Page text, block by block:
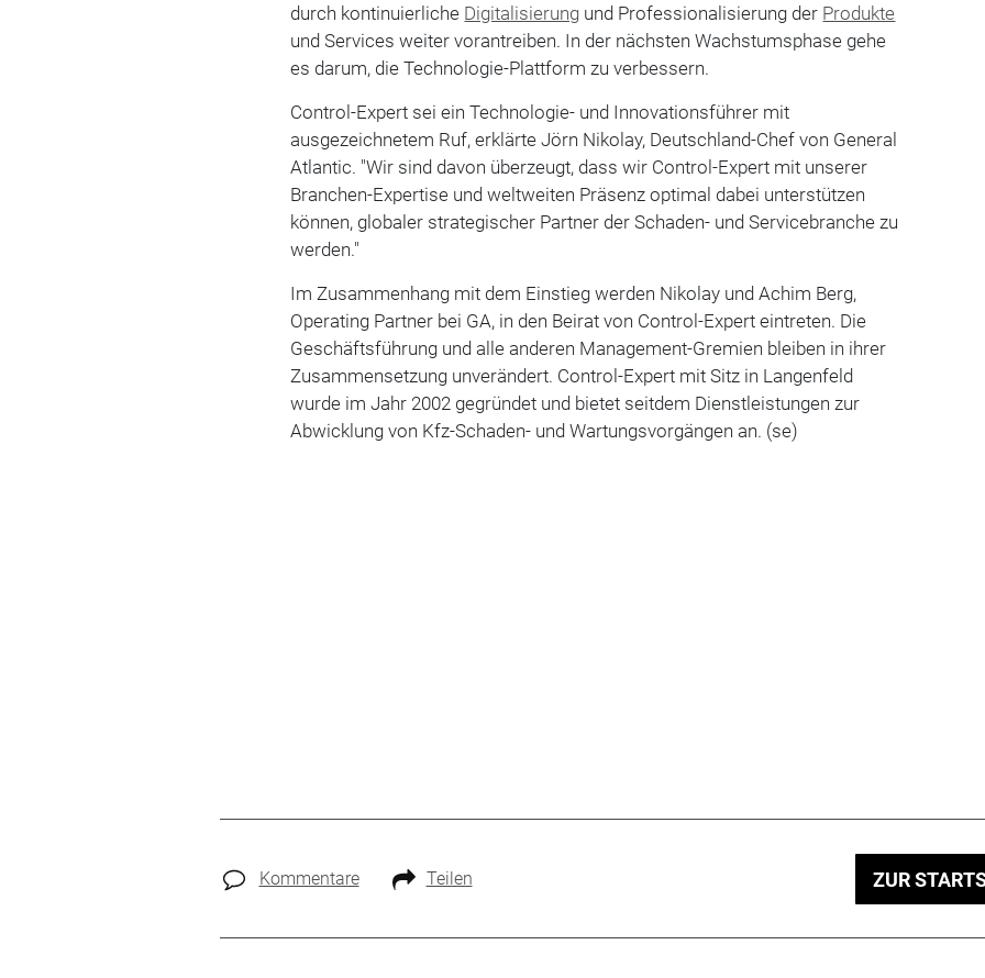
durch kontinuierliche Digitalisierung und Professionalisierung der Produkte
und Services weiter vorantreiben. In der nächsten Wachstumsphase gehe
es darum, die Technologie-Plattform zu verbessern.
Control-Expert sei ein Technologie- und Innovationsführer mit
ausgezeichnetem Ruf, erklärte Jörn Nikolay, Deutschland-Chef von General
Atlantic. "Wir sind davon überzeugt, dass wir Control-Expert mit unserer
Branchen-Expertise und weltweiten Präsenz optimal dabei unterstützen
können, globaler strategischer Partner der Schaden- und Servicebranche zu
werden."
Im Zusammenhang mit dem Einstieg werden Nikolay und Achim Berg,
Operating Partner bei GA, in den Beirat von Control-Expert eintreten. Die
Geschäftsführung und alle anderen Management-Gremien bleiben in ihrer
Zusammensetzung unverändert. Control-Expert mit Sitz in Langenfeld
wurde im Jahr 2002 gegründet und bietet seitdem Dienstleistungen zur
Abwicklung von Kfz-Schaden- und Wartungsvorgängen an. (se)
Kommentare Teilen ZUR